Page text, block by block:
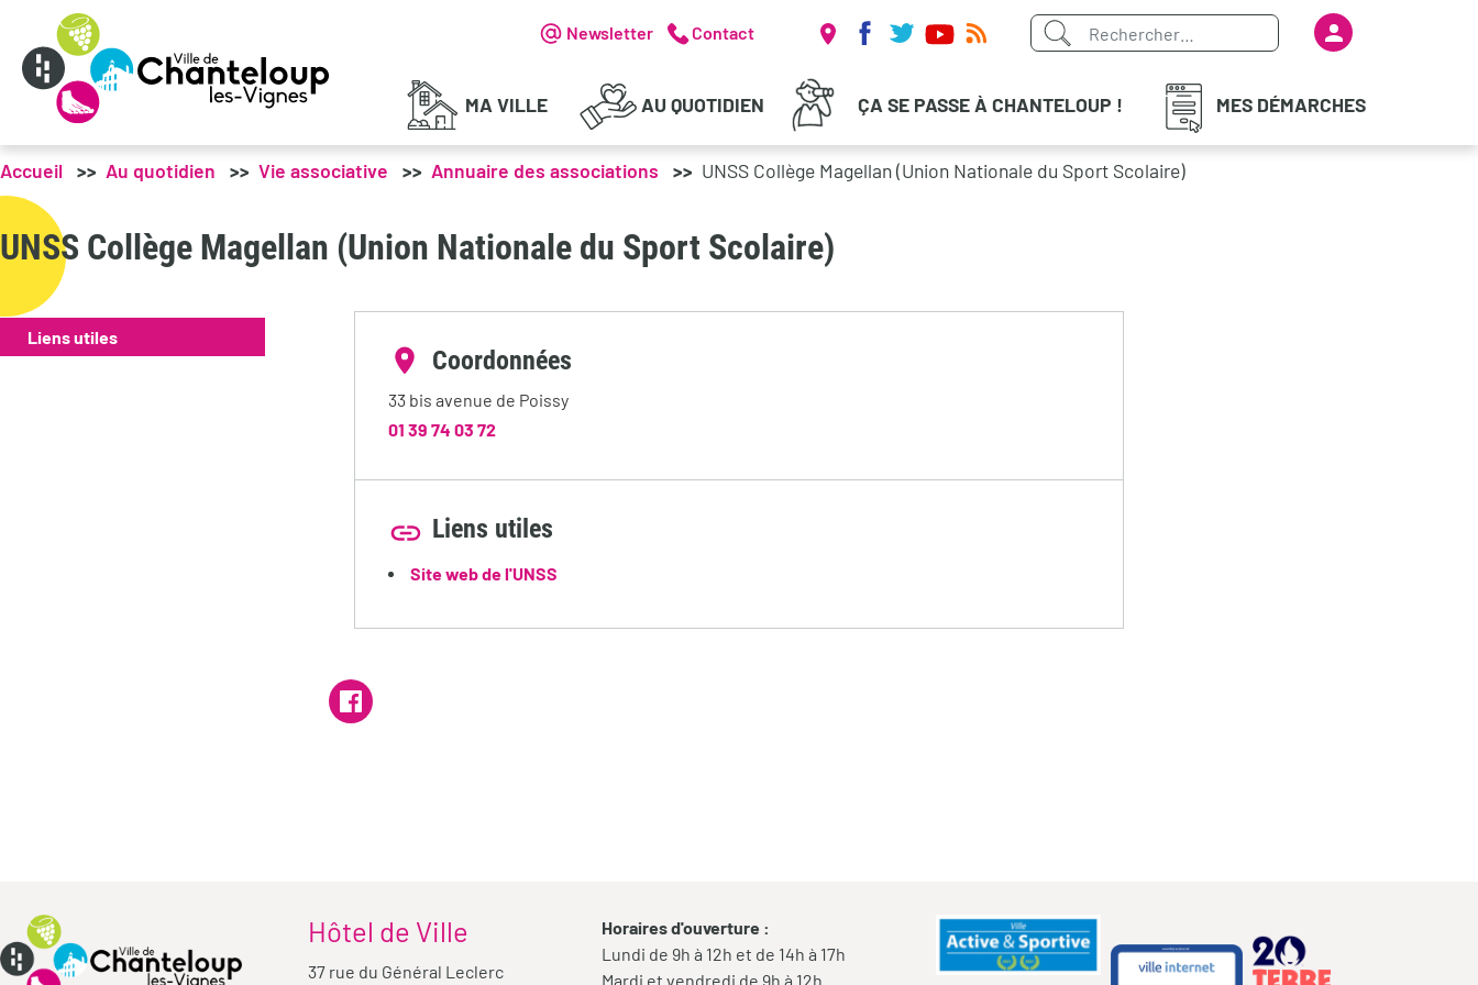
Header - Communication
Newsletter Contact Réseaux sociaux
Menu du
Menu principal
MA VILLE AU QUOTIDIEN ÇA SE PASSE À CHANTELOUP ! MES DÉMARCHES
Accueil Au quotidien Vie associative Annuaire des associations UNSS Collège Magellan (Union Nationale du Sport Scolaire)
UNSS Collège Magellan (Union Nationale du Sport Scolaire)
Liens utiles
Coordonnées
33 bis avenue de Poissy
01 39 74 03 72
Liens utiles
Site web de l'UNSS
Hôtel de Ville
37 rue du Général Leclerc
Horaires d'ouverture :
Lundi de 9h à 12h et de 14h à 17h
Mardi et vendredi de 9h à 12h